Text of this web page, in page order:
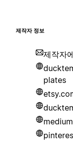
제작자 정보
제작자
plates